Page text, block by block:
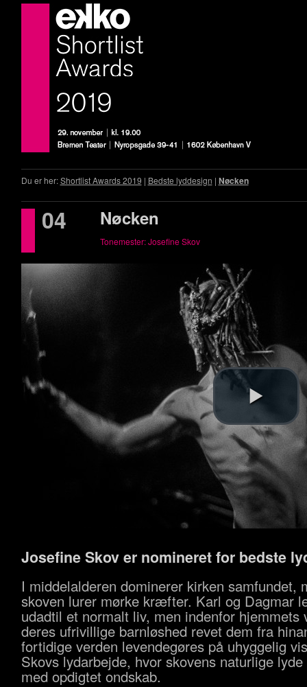
Du er her:Shortlist Awards 2019 | Bedste lyddesign | Nøcken
04 Nøcken
Tonemester: Josefine Skov
Josefine Skov er nomineret for bedste
I middelalderen dominerer kirken samfundet,
skoven lurer mørke kræfter. Karl og Dagmar
udadtil et normalt liv, men indenfor
deres ufrivillige barnløshed revet dem fra
fortidige verden levendegøres på uhyggelig
Skovs lydarbejde, hvor skovens naturlige lyde
med opdigtet ondskab.